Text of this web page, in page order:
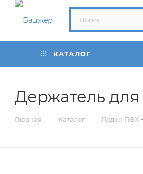
КАТАЛОГ
Держатель для
Главная — Каталог — Лодки ПВХ